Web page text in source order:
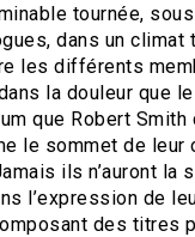
tournée,
dans un climat
les différents
la douleur que
que Robert
le sommet de leur
ils n’auront la
l’expression de
des titres